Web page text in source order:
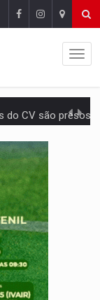
presos com armas e drogas
Marias Somos Nós será
de motocicleta em frente
de emancipação com
de plástico ou
atacam casal de idosos
cerca de 1kg de